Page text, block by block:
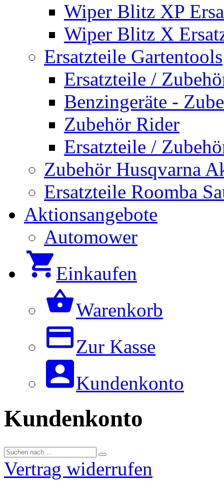
Wiper Blitz XP
Wiper Blitz X
Ersatzteile Gartentools
Ersatzteile /
Benzingeräte -
Zubehör Rider
Ersatzteile /
Zubehör Husqvarna
Ersatzteile Roomba
Aktionsangebote
Automower
Einkaufen
Warenkorb
Zur Kasse
Kundenkonto
Kundenkonto
Vertrag widerrufen